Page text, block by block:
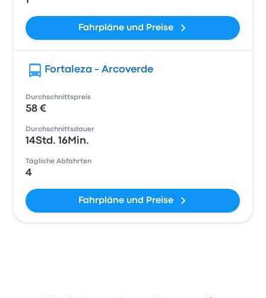
Fahrpläne und Preise
Fortaleza - Arcoverde
Durchschnittspreis
58 €
Durchschnittsdauer
14Std. 16Min.
Tägliche Abfahrten
4
Fahrpläne und Preise